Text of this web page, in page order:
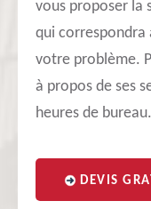
vous proposer la
qui
votre problème.
à propos de ses
heures de bureau.
DEVIS